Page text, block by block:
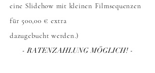
eine Slidehow mit kleinen Filmsequenzen
für 500,00 € extra
dazugebucht werden.)
- RATENZAHLUNG MÖGLICH! -